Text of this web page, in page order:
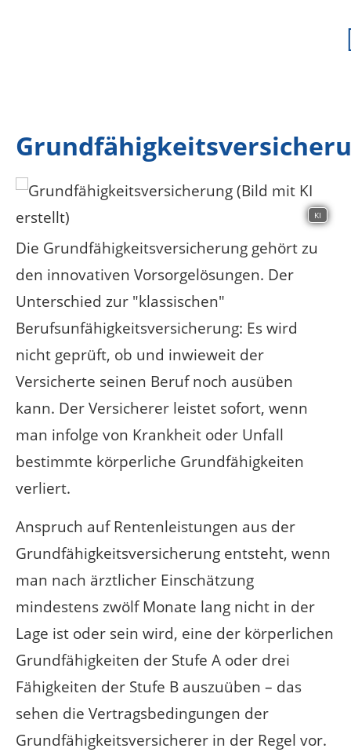
KI
Die Grundfähigkeitsversicherung gehört zu
den innovativen Vorsorgelösungen. Der
Unterschied zur "klassischen"
Berufsunfähigkeitsversicherung: Es wird
nicht geprüft, ob und inwieweit der
Versicherte seinen Beruf noch ausüben
kann. Der Versicherer leistet sofort, wenn
man infolge von Krankheit oder Unfall
bestimmte körperliche Grundfähigkeiten
verliert.
Anspruch auf Rentenleistungen aus der
Grundfähigkeitsversicherung entsteht, wenn
man nach ärztlicher Einschätzung
mindestens zwölf Monate lang nicht in der
Lage ist oder sein wird, eine der körperlichen
Grundfähigkeiten der Stufe A oder drei
Fähigkeiten der Stufe B auszuüben – das
sehen die Vertragsbedingungen der
Grundfähigkeitsversicherer in der Regel vor.